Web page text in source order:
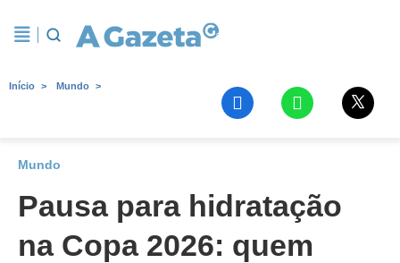
Início Mundo
Mundo
Pausa para hidratação
na Copa 2026: quem